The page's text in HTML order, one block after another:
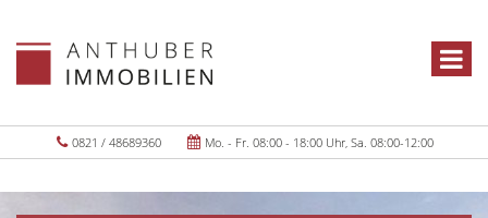
0821 / 48689360 Mo. - Fr. 08:00 - 18:00 Uhr, Sa. 08:00-12:00